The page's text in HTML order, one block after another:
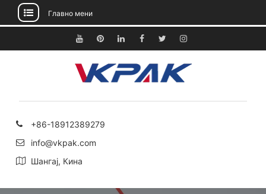
до
Главно мени
YouTubePinterestЛинкедин
ФејсбукТвитерИнстаграм
+86-18912389279
info@vkpak.com
Шангај, Кина